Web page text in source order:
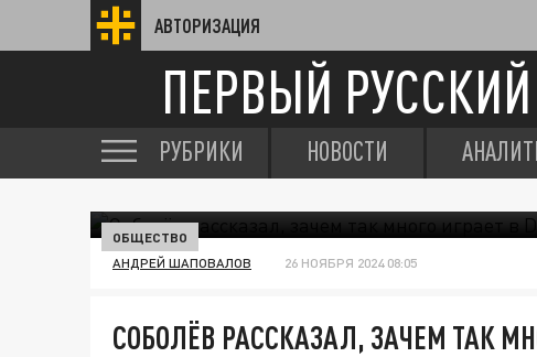
АВТОРИЗАЦИЯ
ПЕРВЫЙ РУССКИЙ
РУБРИКИ НОВОСТИ
ОБЩЕСТВО
АНДРЕЙ ШАПОВАЛОВ 26 НОЯБРЯ 2024 08:05
СОБОЛЁВ РАССКАЗАЛ, ЗАЧЕМ ТАК